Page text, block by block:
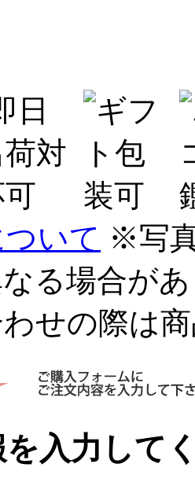
いて ※写
る場合が
せの際は
入力して